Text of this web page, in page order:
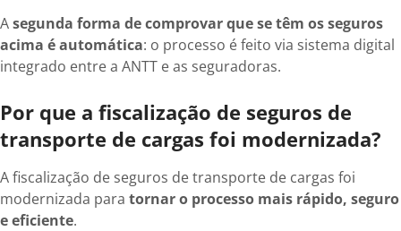
Asegunda forma de comprovar que se têm os seguros
acima é automática: o processo é feito via sistema digital
integrado entre a ANTT e as seguradoras.
Por que a fiscalização de seguros de
transporte de cargas foi modernizada?
A fiscalização de seguros de transporte de cargas foi
modernizada para tornar o processo mais rápido, seguro
e eficiente.